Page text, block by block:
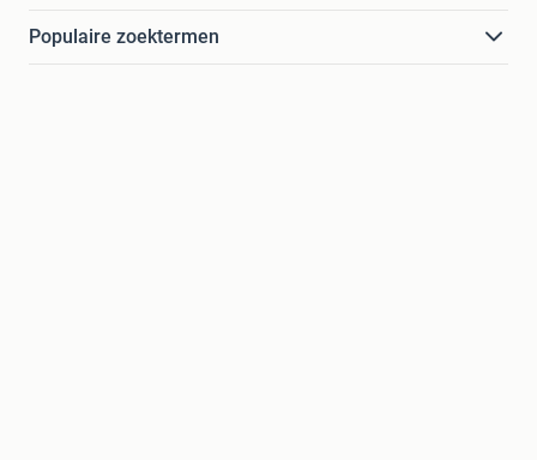
Populaire zoektermen